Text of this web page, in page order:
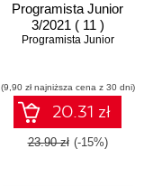
Programista Junior
3/2021 ( 11 )
Programista Junior
(9,90 zł najniższa cena z 30 dni)
20.31 zł
23.90 zł (-15%)